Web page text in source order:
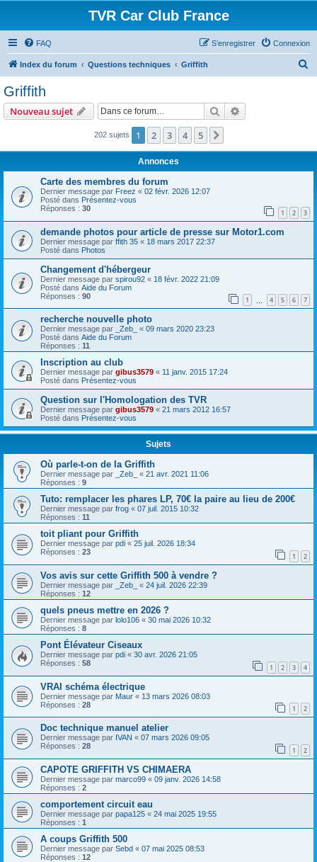
TVR Car Club France
FAQ Connexion
S’enregistrer
Index du forum Questions techniques Griffith
r
Griffith
Nouveau sujet Rechercher
202 sujets 1 2 3 4 5
Annonces
Carte des membres du forum
Dernier message par Freez « 02 févr. 2026 12:07
Posté dans Présentez-vous
Réponses : 30 1 2 3
demande photos pour article de presse sur Motor1.com
Dernier message par ffith 35 « 18 mars 2017 22:37
Posté dans Photos
Changement d'hébergeur
Dernier message par spirou92 « 18 févr. 2022 21:09
Posté dans Aide du Forum
Réponses : 90 1 4 5 6 7
recherche nouvelle photo
Dernier message par _Zeb_ « 09 mars 2020 23:23
Posté dans Aide du Forum
Réponses : 11
Inscription au club
Dernier message par gibus3579 « 11 janv. 2015 17:24
Posté dans Présentez-vous
Question sur l'Homologation des TVR
Dernier message par gibus3579 « 21 mars 2012 16:57
Posté dans Présentez-vous
Sujets
Où parle-t-on de la Griffith
Dernier message par _Zeb_ « 21 avr. 2021 11:06
Réponses : 9
Tuto: remplacer les phares LP, 70€ la paire au lieu de 200€
Dernier message par frog « 07 juil. 2015 10:32
Réponses : 11
toit pliant pour Griffith
Dernier message par pdi « 25 juil. 2026 18:34
Réponses : 23 1 2
Vos avis sur cette Griffith 500 à vendre ?
Dernier message par _Zeb_ « 24 juil. 2026 22:39
Réponses : 12
quels pneus mettre en 2026 ?
Dernier message par lolo106 « 30 mai 2026 10:32
Réponses : 8
Pont Élévateur Ciseaux
Dernier message par pdi « 30 avr. 2026 21:05
Réponses : 58 1 2 3 4
VRAI schéma électrique
Dernier message par Maur « 13 mars 2026 08:03
Réponses : 28 1 2
Doc technique manuel atelier
Dernier message par IVAN « 07 mars 2026 09:05
Réponses : 28 1 2
CAPOTE GRIFFITH VS CHIMAERA
Dernier message par marco99 « 09 janv. 2026 14:58
Réponses : 2
comportement circuit eau
Dernier message par papa125 « 24 mai 2025 19:55
Réponses : 1
A coups Griffith 500
Dernier message par Sebd « 07 mai 2025 08:53
Réponses : 12